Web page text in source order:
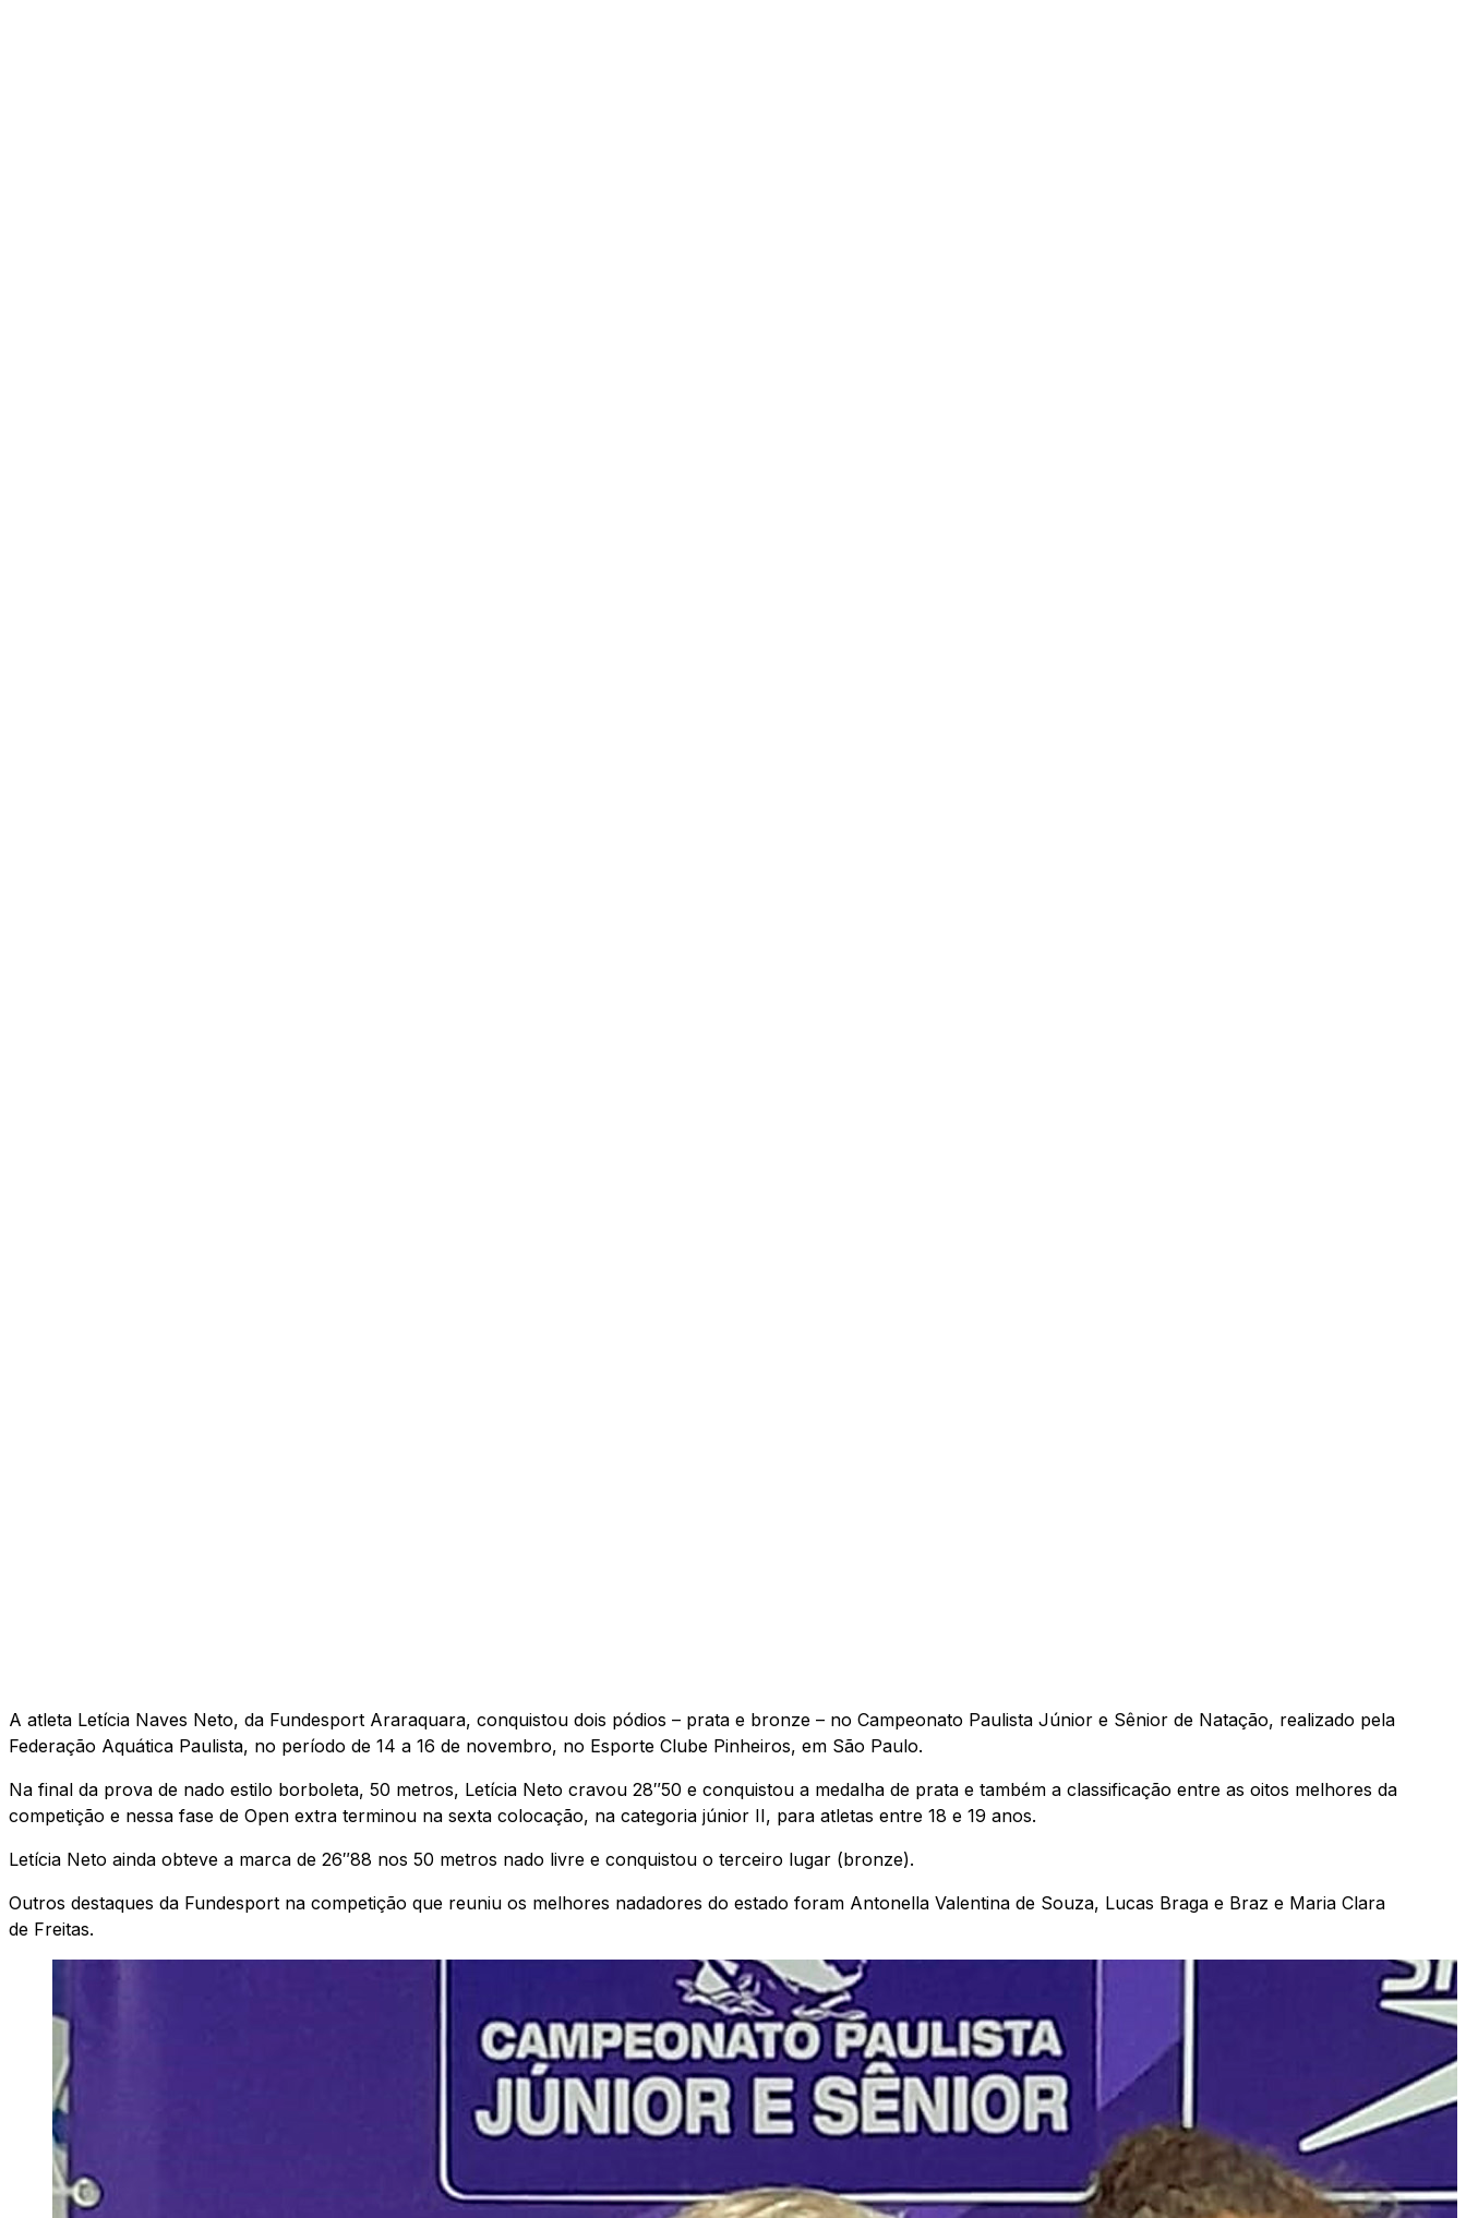
A atleta Letícia Naves Neto, da Fundesport Araraquara, conquistou dois pódios – prata e bronze – no Campeonato Paulista Júnior e Sênior de Natação, realizado pela
Federação Aquática Paulista, no período de 14 a 16 de novembro, no Esporte Clube Pinheiros, em São Paulo.
Na final da prova de nado estilo borboleta, 50 metros, Letícia Neto cravou 28″50 e conquistou a medalha de prata e também a classificação entre as oitos melhores da
competição e nessa fase de Open extra terminou na sexta colocação, na categoria júnior II, para atletas entre 18 e 19 anos.
Letícia Neto ainda obteve a marca de 26″88 nos 50 metros nado livre e conquistou o terceiro lugar (bronze).
Outros destaques da Fundesport na competição que reuniu os melhores nadadores do estado foram Antonella Valentina de Souza, Lucas Braga e Braz e Maria Clara
de Freitas.